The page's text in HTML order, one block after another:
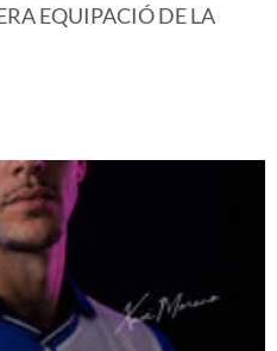
EQUIPACIÓ DE LA